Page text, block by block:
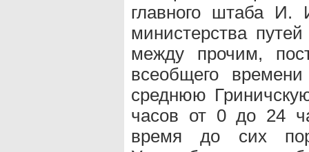
главного штаба И.
министерства
между прочим,
всеобщего
среднюю
часов от 0 до 24
время до сих